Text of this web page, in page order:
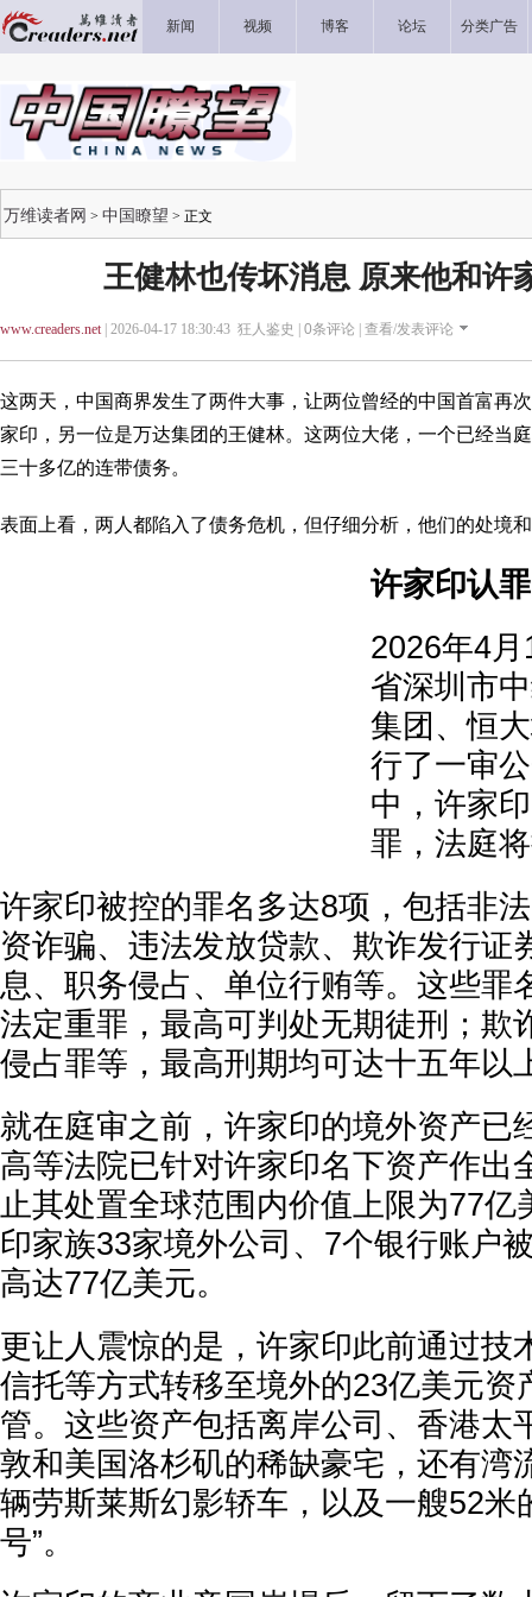
新闻 视频 博客 论坛 分类广告
万维读者网 > 中国瞭望 > 正文
王健林也传坏消息 原来他和许
www.creaders.net| 2026-04-17 18:30:43 狂人鉴史 | 0条评论 | 查看/发表评论
这两天，中国商界发生了两件大事，让两位曾经的中国首富再
家印，另一位是万达集团的王健林。这两位大佬，一个已经当
三十多亿的连带债务。
表面上看，两人都陷入了债务危机，但仔细分析，他们的处境
许家印认罪
2026年4
省深圳市
集团、恒
行了一审
中，许家
罪，法庭
许家印被控的罪名多达8项，包括非
资诈骗、违法发放贷款、欺诈发行证
息、职务侵占、单位行贿等。这些罪
法定重罪，最高可判处无期徒刑；欺
侵占罪等，最高刑期均可达十五年以
就在庭审之前，许家印的境外资产已
高等法院已针对许家印名下资产作出
止其处置全球范围内价值上限为77亿
印家族33家境外公司、7个银行账户
高达77亿美元。
更让人震惊的是，许家印此前通过技
信托等方式转移至境外的23亿美元资
管。这些资产包括离岸公司、香港太
敦和美国洛杉矶的稀缺豪宅，还有湾
辆劳斯莱斯幻影轿车，以及一艘52米
号”。